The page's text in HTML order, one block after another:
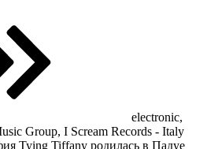
electronic,
Group, I Scream Records - Italy
Tying Tiffany родилась в Падуе